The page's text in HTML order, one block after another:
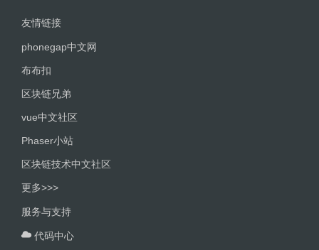
友情链接
phonegap中文网
布布扣
区块链兄弟
vue中文社区
Phaser小站
区块链技术中文社区
更多>>>
服务与支持
代码中心